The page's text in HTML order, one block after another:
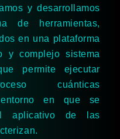
y desarrollamos
de herramientas,
en una plataforma
y complejo sistema
permite ejecutar
cuánticas
entorno en que se
aplicativo de las